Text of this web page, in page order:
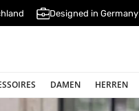
Designed in Germany
DAMEN HERREN